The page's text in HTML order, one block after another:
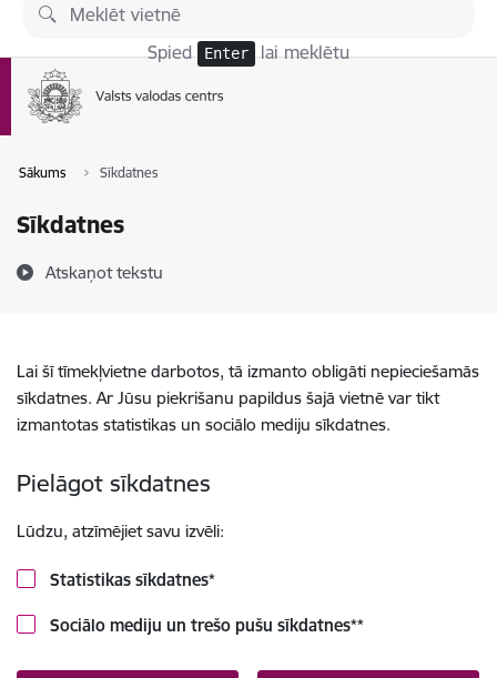
Pāriet uz lapas saturu
Spied Enter lai meklētu
Sākums Sīkdatnes
Sīkdatnes
Atskaņot tekstu
Lai šī tīmekļvietne darbotos, tā izmanto obligāti nepieciešamās
sīkdatnes. Ar Jūsu piekrišanu papildus šajā vietnē var tikt
izmantotas statistikas un sociālo mediju sīkdatnes.
Pielāgot sīkdatnes
Lūdzu, atzīmējiet savu izvēli:
Statistikas sīkdatnes*
Sociālo mediju un trešo pušu sīkdatnes**